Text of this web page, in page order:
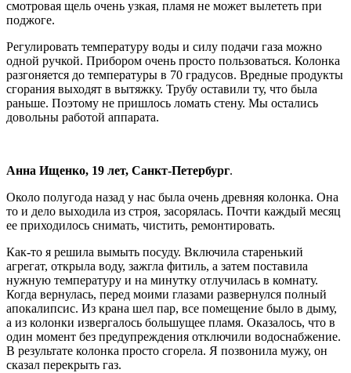
смотровая щель очень узкая, пламя не может вылететь при
поджоге.
Регулировать температуру воды и силу подачи газа можно
одной ручкой. Прибором очень просто пользоваться. Колонка
разгоняется до температуры в 70 градусов. Вредные продукты
сгорания выходят в вытяжку. Трубу оставили ту, что была
раньше. Поэтому не пришлось ломать стену. Мы остались
довольны работой аппарата.
Анна Ищенко, 19 лет, Санкт-Петербург.
Около полугода назад у нас была очень древняя колонка. Она
то и дело выходила из строя, засорялась. Почти каждый месяц
ее приходилось снимать, чистить, ремонтировать.
Как-то я решила вымыть посуду. Включила старенький
агрегат, открыла воду, зажгла фитиль, а затем поставила
нужную температуру и на минутку отлучилась в комнату.
Когда вернулась, перед моими глазами развернулся полный
апокалипсис. Из крана шел пар, все помещение было в дыму,
а из колонки извергалось большущее пламя. Оказалось, что в
один момент без предупреждения отключили водоснабжение.
В результате колонка просто сгорела. Я позвонила мужу, он
сказал перекрыть газ.